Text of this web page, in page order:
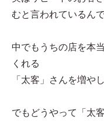
むと言われているんで
中でもうちの店を本
くれる
「太客」さんを増や
でもどうやって「太